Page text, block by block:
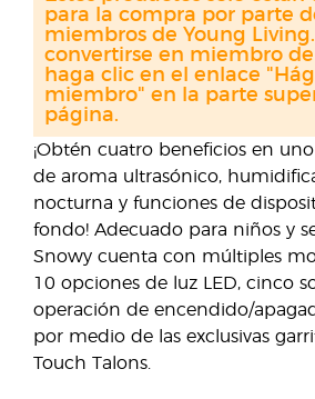
¡Obtén cuatro beneficios en
de aroma ultrasónico,
nocturna y funciones de
fondo! Adecuado para niños y
Snowy cuenta con múltiples
10 opciones de luz LED, cinco
operación de encendido/
por medio de las exclusivas
Touch Talons.
para la compra por parte
miembros de Young
convertirse en miembro
haga clic en el enlace
miembro" en la parte
página.